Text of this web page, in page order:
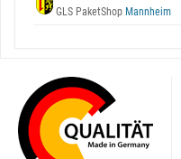
GLS PaketShop Mannheim